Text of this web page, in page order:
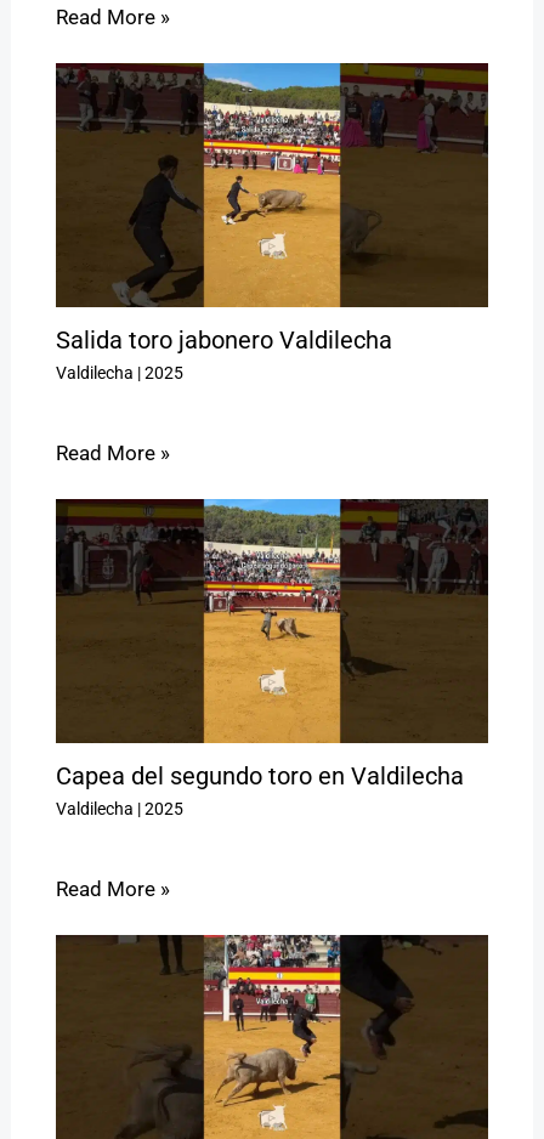
Read More »
Salida toro jabonero Valdilecha
Valdilecha |2025
Read More »
Capea del segundo toro en Valdilecha
Valdilecha |2025
Read More »